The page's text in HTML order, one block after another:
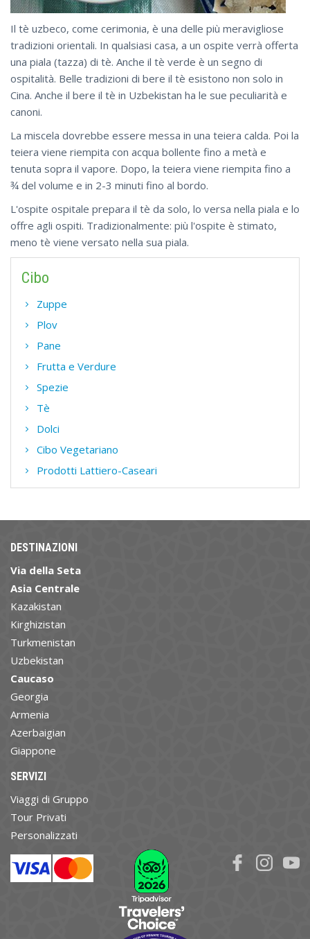
Il tè uzbeco, come cerimonia, è una delle più meravigliose
tradizioni orientali. In qualsiasi casa, a un ospite verrà offerta
una piala (tazza) di tè. Anche il tè verde è un segno di
ospitalità. Belle tradizioni di bere il tè esistono non solo in
Cina. Anche il bere il tè in Uzbekistan ha le sue peculiarità e
canoni.
La miscela dovrebbe essere messa in una teiera calda. Poi la
teiera viene riempita con acqua bollente fino a metà e
tenuta sopra il vapore. Dopo, la teiera viene riempita fino a
¾ del volume e in 2-3 minuti fino al bordo.
L'ospite ospitale prepara il tè da solo, lo versa nella piala e lo
offre agli ospiti. Tradizionalmente: più l'ospite è stimato,
meno tè viene versato nella sua piala.
Cibo
Zuppe
Plov
Pane
Frutta e Verdure
Spezie
Tè
Dolci
Cibo Vegetariano
Prodotti Lattiero-Caseari
DESTINAZIONI
Via della Seta
Asia Centrale
Kazakistan
Kirghizistan
Turkmenistan
Uzbekistan
Caucaso
Georgia
Armenia
Azerbaigian
Giappone
SERVIZI
Viaggi di Gruppo
Tour Privati
Personalizzati